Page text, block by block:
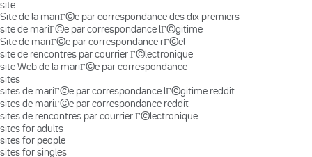
site
Site de la mariГ©e par correspondance des dix premiers
site de mariГ©e par correspondance lГ©gitime
Site de mariГ©e par correspondance rГ©el
site de rencontres par courrier Г©lectronique
site Web de la mariГ©e par correspondance
sites
sites de mariГ©e par correspondance lГ©gitime reddit
sites de mariГ©e par correspondance reddit
sites de rencontres par courrier Г©lectronique
sites for adults
sites for people
sites for singles